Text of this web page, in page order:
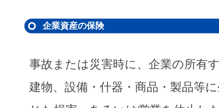
企業資産の保険
事故または災害時に、企業の所有
建物、設備・什器・商品・製品等